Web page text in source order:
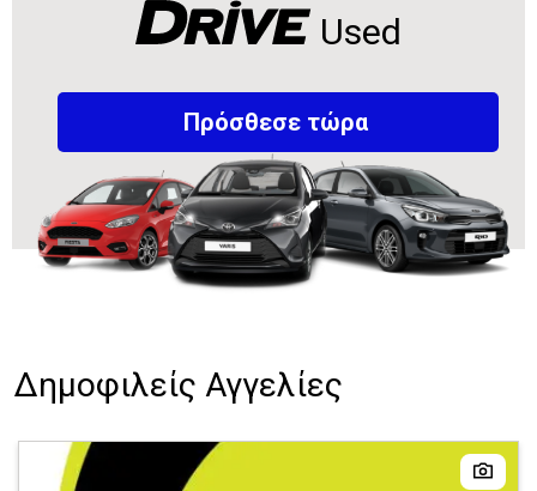
Used
Πρόσθεσε τώρα
Δημοφιλείς Αγγελίες